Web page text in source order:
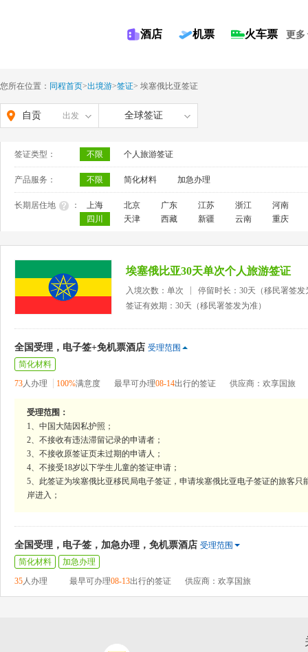
酒店 机票 火车票 更多
您所在位置： 同程首页>出境游>签证> 埃塞俄比亚签证
自贡 出发 全球签证
签证类型： 不限 个人旅游签证
产品服务： 不限 简化材料 加急办理
长期居住地 ： 上海 北京 广东 江苏 浙江
河南
四川
天津 西藏 新疆 云南 重庆
埃塞俄比亚30天单次个人旅游签证
入境次数：单次
停留时长：30天（移民署签发
签证有效期：30天（移民署签发为准）
全国受理，电子签+免机票酒店 受理范围
简化材料
73人办理 100%满意度 最早可办理08-14出行的签证 供应商：欢享国旅
受理范围：
1、中国大陆因私护照；
2、不接收有违法滞留记录的申请者；
3、不接收原签证页未过期的申请人；
4、不接受18岁以下学生儿童的签证申请；
5、此签证为埃塞俄比亚移民局电子签证，申请埃塞俄比亚电子签证的旅客
岸进入；
全国受理，电子签，加急办理，免机票酒店 受理范围
简化材料
加急办理
35人办理 最早可办理08-13出行的签证 供应商：欢享国旅